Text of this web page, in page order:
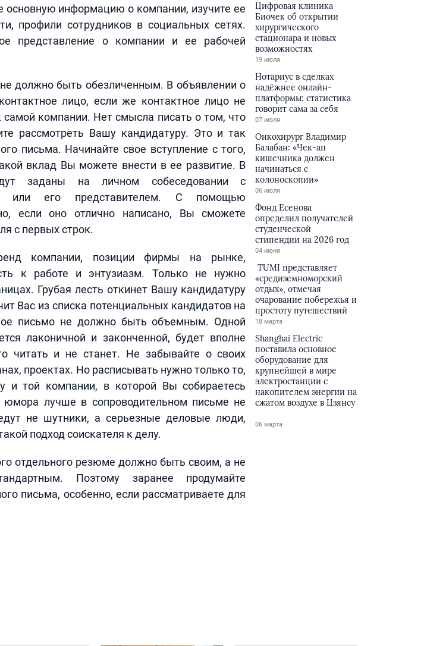
основную информацию о компании, изучите ее
профили сотрудников в социальных сетях.
представление о компании и ее рабочей
должно быть обезличенным. В объявлении о
лицо, если же контактное лицо не
компании. Нет смысла писать о том, что
рассмотреть Вашу кандидатуру. Это и так
письма. Начинайте свое вступление с того,
вклад Вы можете внести в ее развитие. В
заданы на личном собеседовании с
или его представителем. С помощью
если оно отлично написано, Вы сможете
с первых строк.
компании, позиции фирмы на рынке,
к работе и энтузиазм. Только не нужно
Грубая лесть откинет Вашу кандидатуру
Вас из списка потенциальных кандидатов на
письмо не должно быть объемным. Одной
лаконичной и законченной, будет вполне
читать и не станет. Не забывайте о своих
проектах. Но расписывать нужно только то,
и той компании, в которой Вы собираетесь
юмора лучше в сопроводительном письме не
не шутники, а серьезные деловые люди,
подход соискателя к делу.
отдельного резюме должно быть своим, а не
Поэтому заранее продумайте
письма, особенно, если рассматриваете для
Цифровая клиника
Биочек об открытии
хирургического
стационара и новых
возможностях
19 июля
Нотариус в сделках
надёжнее онлайн-
платформы: статистика
говорит сама за себя
07 июля
Онкохирург Владимир
Балабан: «Чек-ап
кишечника должен
начинаться с
колоноскопии»
06 июля
Фонд Есенова
определил получателей
студенческой
стипендии на 2026 год
04 июня
TUMI представляет
«средиземноморский
отдых», отмечая
очарование побережья и
простоту путешествий
18 марта
Shanghai Electric
поставила основное
оборудование для
крупнейшей в мире
электростанции с
накопителем энергии на
сжатом воздухе в Цзянсу
06 марта